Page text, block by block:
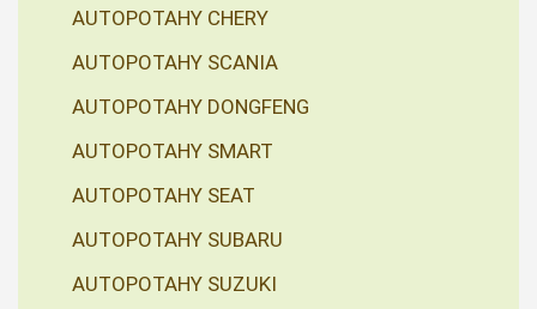
AUTOPOTAHY CHERY
AUTOPOTAHY SCANIA
AUTOPOTAHY DONGFENG
AUTOPOTAHY SMART
AUTOPOTAHY SEAT
AUTOPOTAHY SUBARU
AUTOPOTAHY SUZUKI